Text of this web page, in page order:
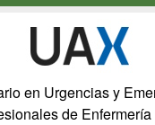
en Urgencias y
de Enfermería